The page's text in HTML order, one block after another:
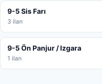
9-5 Sis Farı
3 ilan
9-5 Ön Panjur / Izgara
1 ilan